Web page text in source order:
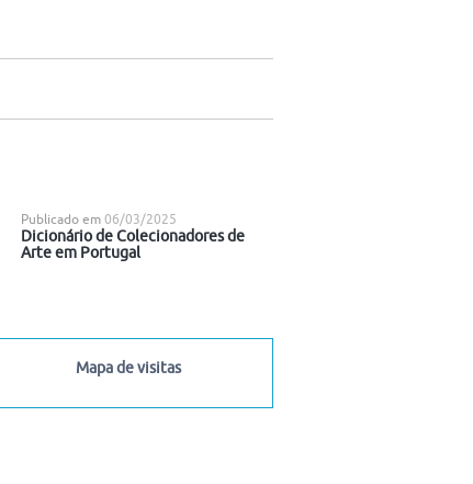
Publicado em 06/03/2025
Dicionário de Colecionadores de
Arte em Portugal
Mapa de visitas